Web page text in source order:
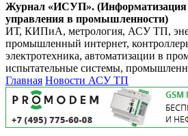
Журнал «ИСУП». (Информатизация
управления в промышленности)
ИТ, КИПиА, метрология, АСУ ТП,
промышленный интернет,
электротехника, автоматизации в
испытательные системы,
Главная Новости АСУ ТП